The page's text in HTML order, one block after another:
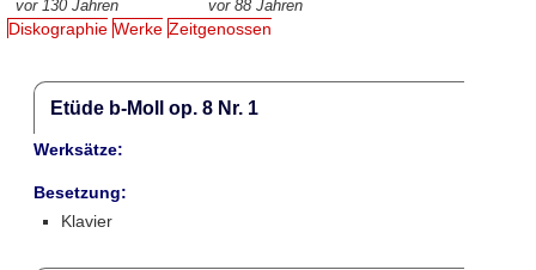
vor 130 Jahren vor 88 Jahren
Diskographie Werke Zeitgenossen
Etüde b-Moll op. 8 Nr. 1
Werksätze:
Besetzung:
Klavier